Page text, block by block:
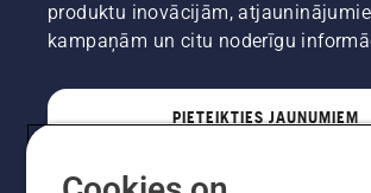
produktu inovācijām,
kampaņām un citu noderīgu
PIETEIKTIES JAUNUMIEM